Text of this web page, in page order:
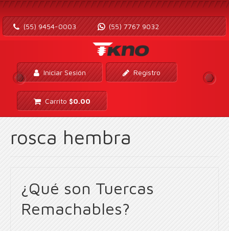
(55) 9454-0003 (55) 7767 9032
Iniciar Sesión Registro
Carrito $0.00
rosca hembra
¿Qué son Tuercas
Remachables?